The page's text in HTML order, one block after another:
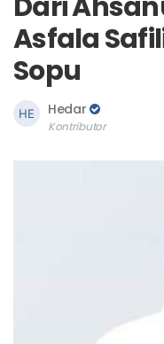
Dari
Asfala
Sopu
Hedar